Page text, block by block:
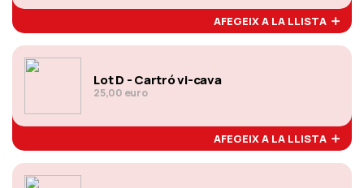
AFEGEIX A LA LLISTA
Lot D - Cartró vi-cava
25,00 euro
AFEGEIX A LA LLISTA